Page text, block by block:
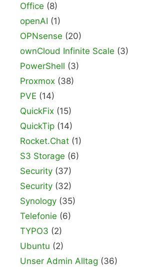
Office (8)
openAI (1)
OPNsense (20)
ownCloud Infinite Scale (3)
PowerShell (3)
Proxmox (38)
PVE (14)
QuickFix (15)
QuickTip (14)
Rocket.Chat (1)
S3 Storage (6)
Security (37)
Security (32)
Synology (35)
Telefonie (6)
TYPO3 (2)
Ubuntu (2)
Unser Admin Alltag (36)